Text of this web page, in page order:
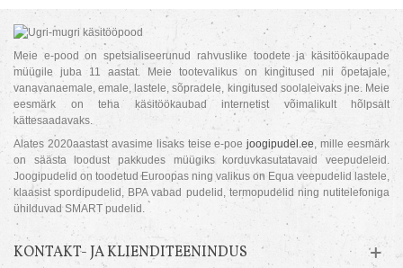
Meie e-pood on spetsialiseerunud rahvuslike toodete ja käsitöökaupade
müügile juba 11 aastat. Meie tootevalikus on kingitused nii õpetajale,
vanavanaemale, emale, lastele, sõpradele, kingitused soolaleivaks jne. Meie
eesmärk on teha käsitöökaubad internetist võimalikult hõlpsalt
kättesaadavaks.
Alates 2020aastast avasime lisaks teise e-poejoogipudel.ee, mille eesmärk
on säästa loodust pakkudes müügiks korduvkasutatavaid veepudeleid.
Joogipudelid on toodetud Euroopas ning valikus on Equa veepudelid lastele,
klaasist spordipudelid, BPA vabad pudelid, termopudelid ning nutitelefoniga
ühilduvad SMART pudelid.
KONTAKT- JA KLIENDITEENINDUS